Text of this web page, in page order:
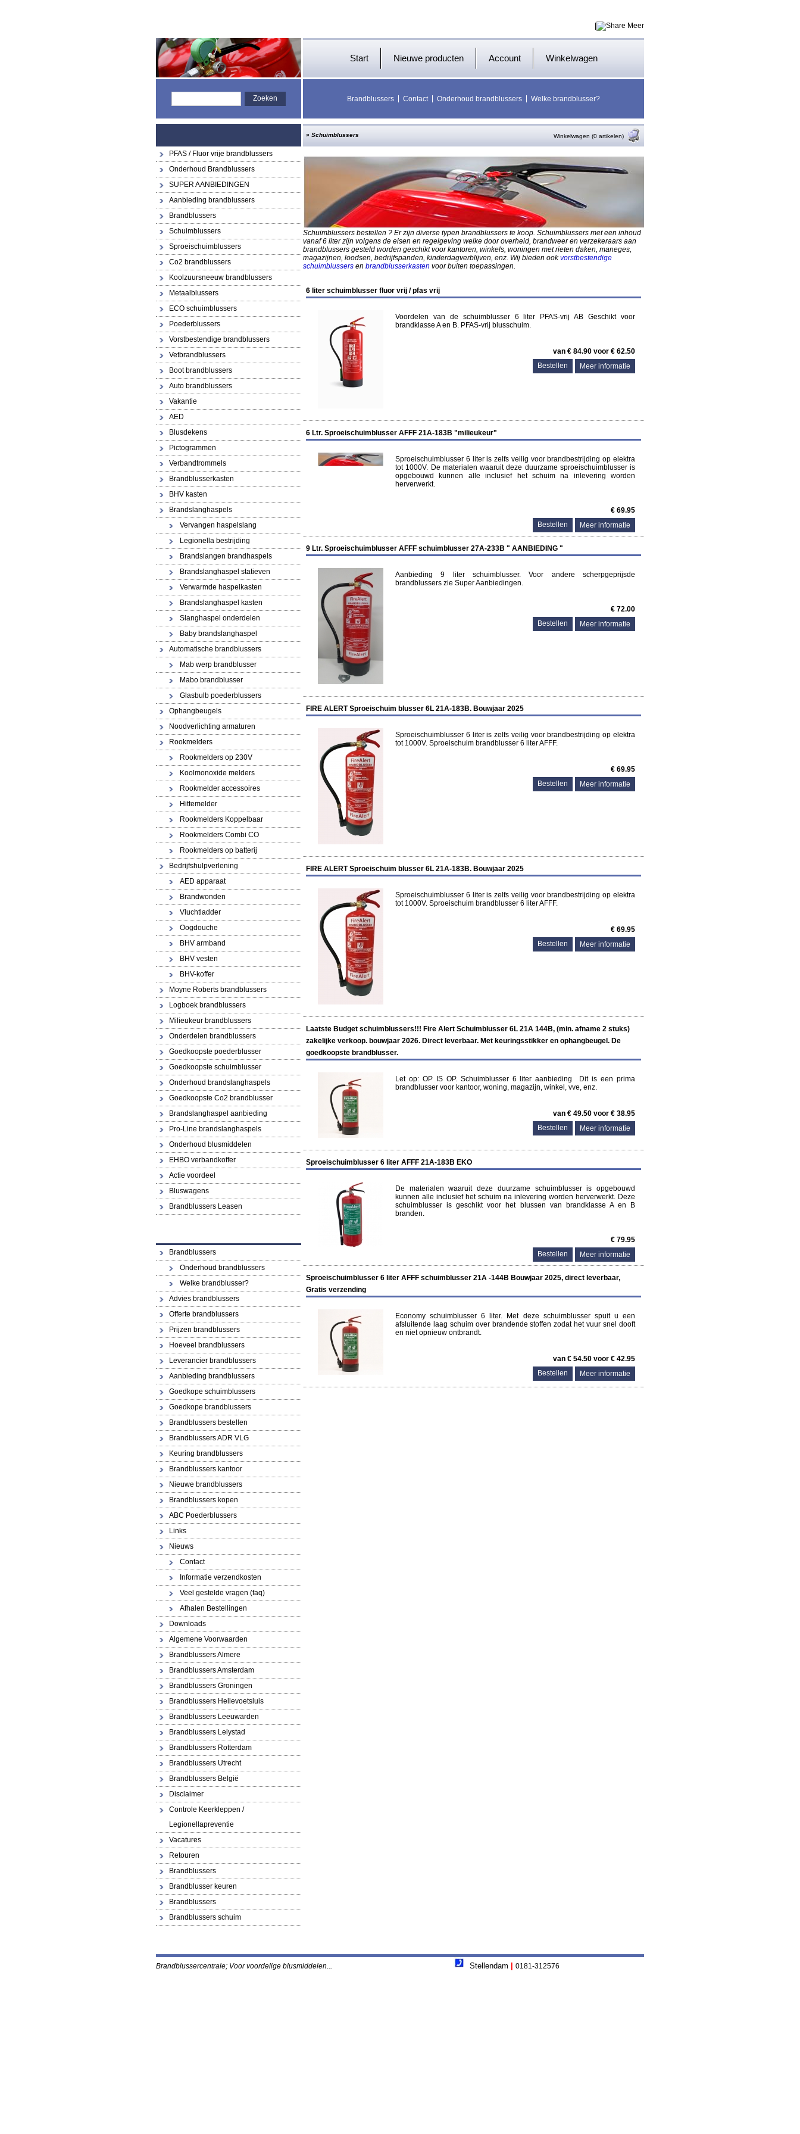
Meer
Start Nieuwe producten Account Winkelwagen
Brandblussers Contact Onderhoud brandblussers Welke brandblusser?
PFAS / Fluor vrije brandblussers
Onderhoud Brandblussers
SUPER AANBIEDINGEN
Aanbieding brandblussers
Brandblussers
Schuimblussers
Sproeischuimblussers
Co2 brandblussers
Koolzuursneeuw brandblussers
Metaalblussers
ECO schuimblussers
Poederblussers
Vorstbestendige brandblussers
Vetbrandblussers
Boot brandblussers
Auto brandblussers
Vakantie
AED
Blusdekens
Pictogrammen
Verbandtrommels
Brandblusserkasten
BHV kasten
Brandslanghaspels
Vervangen haspelslang
Legionella bestrijding
Brandslangen brandhaspels
Brandslanghaspel statieven
Verwarmde haspelkasten
Brandslanghaspel kasten
Slanghaspel onderdelen
Baby brandslanghaspel
Automatische brandblussers
Mab werp brandblusser
Mabo brandblusser
Glasbulb poederblussers
Ophangbeugels
Noodverlichting armaturen
Rookmelders
Rookmelders op 230V
Koolmonoxide melders
Rookmelder accessoires
Hittemelder
Rookmelders Koppelbaar
Rookmelders Combi CO
Rookmelders op batterij
Bedrijfshulpverlening
AED apparaat
Brandwonden
Vluchtladder
Oogdouche
BHV armband
BHV vesten
BHV-koffer
Moyne Roberts brandblussers
Logboek brandblussers
Milieukeur brandblussers
Onderdelen brandblussers
Goedkoopste poederblusser
Goedkoopste schuimblusser
Onderhoud brandslanghaspels
Goedkoopste Co2 brandblusser
Brandslanghaspel aanbieding
Pro-Line brandslanghaspels
Onderhoud blusmiddelen
EHBO verbandkoffer
Actie voordeel
Bluswagens
Brandblussers Leasen
Brandblussers
Onderhoud brandblussers
Welke brandblusser?
Advies brandblussers
Offerte brandblussers
Prijzen brandblussers
Hoeveel brandblussers
Leverancier brandblussers
Aanbieding brandblussers
Goedkope schuimblussers
Goedkope brandblussers
Brandblussers bestellen
Brandblussers ADR VLG
Keuring brandblussers
Brandblussers kantoor
Nieuwe brandblussers
Brandblussers kopen
ABC Poederblussers
Links
Nieuws
Contact
Informatie verzendkosten
Veel gestelde vragen (faq)
Afhalen Bestellingen
Downloads
Algemene Voorwaarden
Brandblussers Almere
Brandblussers Amsterdam
Brandblussers Groningen
Brandblussers Hellevoetsluis
Brandblussers Leeuwarden
Brandblussers Lelystad
Brandblussers Rotterdam
Brandblussers Utrecht
Brandblussers België
Disclaimer
Controle Keerkleppen /
Legionellapreventie
Vacatures
Retouren
Brandblussers
Brandblusser keuren
Brandblussers
Brandblussers schuim
» Schuimblussers Winkelwagen (0 artikelen)
Schuimblussers bestellen ? Er zijn diverse typen brandblussers te koop. Schuimblussers met een inhoud
vanaf 6 liter zijn volgens de eisen en regelgeving welke door overheid, brandweer en verzekeraars aan
brandblussers gesteld worden geschikt voor kantoren, winkels, woningen met rieten daken, maneges,
magazijnen, loodsen, bedrijfspanden, kinderdagverblijven, enz. Wij bieden ook vorstbestendige
schuimblussers en brandblusserkasten voor buiten toepassingen.
6 liter schuimblusser fluor vrij / pfas vrij
Voordelen van de schuimblusser 6 liter PFAS-vrij AB Geschikt voor
brandklasse A en B. PFAS-vrij blusschuim.
van € 84.90 voor € 62.50
Meer informatie
6 Ltr. Sproeischuimblusser AFFF 21A-183B "milieukeur"
Sproeischuimblusser 6 liter is zelfs veilig voor brandbestrijding op elektra
tot 1000V. De materialen waaruit deze duurzame sproeischuimblusser is
opgebouwd kunnen alle inclusief het schuim na inlevering worden
herverwerkt.
€ 69.95
Meer informatie
9 Ltr. Sproeischuimblusser AFFF schuimblusser 27A-233B " AANBIEDING "
Aanbieding 9 liter schuimblusser. Voor andere scherpgeprijsde
brandblussers zie Super Aanbiedingen.
€ 72.00
Meer informatie
FIRE ALERT Sproeischuim blusser 6L 21A-183B. Bouwjaar 2025
Sproeischuimblusser 6 liter is zelfs veilig voor brandbestrijding op elektra
tot 1000V. Sproeischuim brandblusser 6 liter AFFF.
€ 69.95
Meer informatie
FIRE ALERT Sproeischuim blusser 6L 21A-183B. Bouwjaar 2025
Sproeischuimblusser 6 liter is zelfs veilig voor brandbestrijding op elektra
tot 1000V. Sproeischuim brandblusser 6 liter AFFF.
€ 69.95
Meer informatie
Laatste Budget schuimblussers!!! Fire Alert Schuimblusser 6L 21A 144B, (min. afname 2 stuks)
zakelijke verkoop. bouwjaar 2026. Direct leverbaar. Met keuringsstikker en ophangbeugel. De
goedkoopste brandblusser.
Let op: OP IS OP. Schuimblusser 6 liter aanbieding Dit is een prima
brandblusser voor kantoor, woning, magazijn, winkel, vve, enz.
van € 49.50 voor € 38.95
Meer informatie
Sproeischuimblusser 6 liter AFFF 21A-183B EKO
De materialen waaruit deze duurzame schuimblusser is opgebouwd
kunnen alle inclusief het schuim na inlevering worden herverwerkt. Deze
schuimblusser is geschikt voor het blussen van brandklasse A en B
branden.
€ 79.95
Meer informatie
Sproeischuimblusser 6 liter AFFF schuimblusser 21A -144B Bouwjaar 2025, direct leverbaar,
Gratis verzending
Economy schuimblusser 6 liter. Met deze schuimblusser spuit u een
afsluitende laag schuim over brandende stoffen zodat het vuur snel dooft
en niet opnieuw ontbrandt.
van € 54.50 voor € 42.95
Meer informatie
Brandblussercentrale; Voor voordelige blusmiddelen... Stellendam 0181-312576